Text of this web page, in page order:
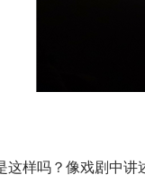
这样吗？像戏剧中